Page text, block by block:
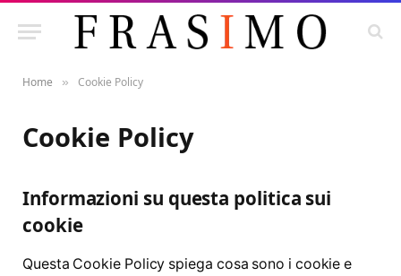
Home » Cookie Policy
Cookie Policy
Informazioni su questa politica sui
cookie
Questa Cookie Policy spiega cosa sono i cookie e